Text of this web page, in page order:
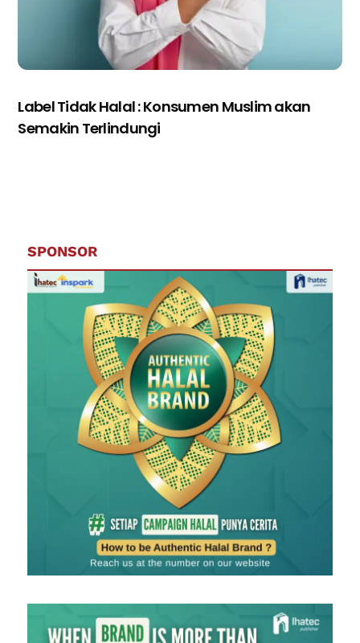
Label Tidak Halal : Konsumen Muslim akan
Semakin Terlindungi
SPONSOR